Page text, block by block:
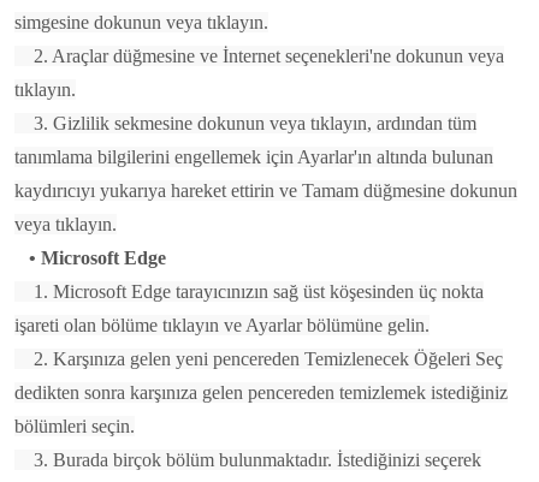
simgesine dokunun veya tıklayın.
2. Araçlar düğmesine ve İnternet seçenekleri'ne dokunun veya
tıklayın.
3. Gizlilik sekmesine dokunun veya tıklayın, ardından tüm
tanımlama bilgilerini engellemek için Ayarlar'ın altında bulunan
kaydırıcıyı yukarıya hareket ettirin ve Tamam düğmesine dokunun
veya tıklayın.
• Microsoft Edge
1. Microsoft Edge tarayıcınızın sağ üst köşesinden üç nokta
işareti olan bölüme tıklayın ve Ayarlar bölümüne gelin.
2. Karşınıza gelen yeni pencereden Temizlenecek Öğeleri Seç
dedikten sonra karşınıza gelen pencereden temizlemek istediğiniz
bölümleri seçin.
3. Burada birçok bölüm bulunmaktadır. İstediğinizi seçerek